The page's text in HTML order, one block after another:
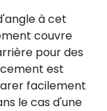
à cet
couvre
pour des
est
facilement
le cas d'une